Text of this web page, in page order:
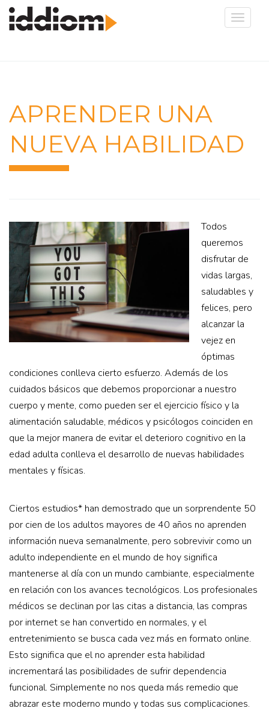
Toggle
APRENDER UNA
NUEVA HABILIDAD
Todos
queremos
disfrutar de
vidas largas,
saludables y
felices, pero
alcanzar la
vejez en
óptimas
condiciones conlleva cierto esfuerzo. Además de los
cuidados básicos que debemos proporcionar a nuestro
cuerpo y mente, como pueden ser el ejercicio físico y la
alimentación saludable, médicos y psicólogos coinciden en
que la mejor manera de evitar el deterioro cognitivo en la
edad adulta conlleva el desarrollo de nuevas habilidades
mentales y físicas.
Ciertos estudios* han demostrado que un sorprendente 50
por cien de los adultos mayores de 40 años no aprenden
información nueva semanalmente, pero sobrevivir como un
adulto independiente en el mundo de hoy significa
mantenerse al día con un mundo cambiante, especialmente
en relación con los avances tecnológicos. Los profesionales
médicos se declinan por las citas a distancia, las compras
por internet se han convertido en normales, y el
entretenimiento se busca cada vez más en formato online.
Esto significa que el no aprender esta habilidad
incrementará las posibilidades de sufrir dependencia
funcional. Simplemente no nos queda más remedio que
abrazar este moderno mundo y todas sus complicaciones.